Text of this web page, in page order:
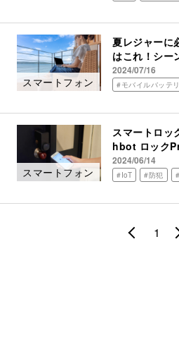
スマートフォン
夏レジャーに
はこれ！シー
2024/07/16
#モバイルバッテ
スマートフォン
スマートロッ
hbot ロック
2024/06/14
#IoT #防犯
1